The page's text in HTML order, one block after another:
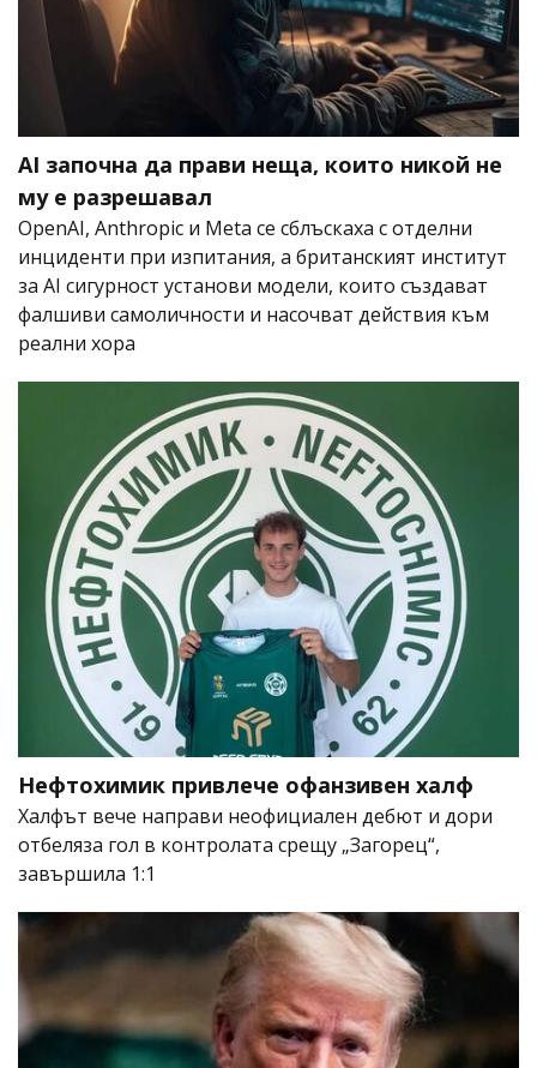
AI започна да прави неща, които никой не
му е разрешавал
OpenAI, Anthropic и Meta се сблъскаха с отделни
инциденти при изпитания, а британският институт
за AI сигурност установи модели, които създават
фалшиви самоличности и насочват действия към
реални хора
Нефтохимик привлече офанзивен халф
Халфът вече направи неофициален дебют и дори
отбеляза гол в контролата срещу „Загорец“,
завършила 1:1